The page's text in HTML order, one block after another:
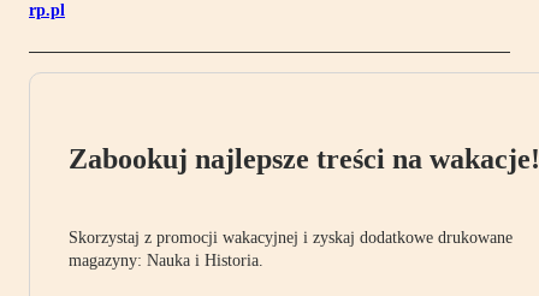
rp.pl
Zabookuj najlepsze treści na wakacje!
Skorzystaj z promocji wakacyjnej i zyskaj dodatkowe drukowane
magazyny: Nauka i Historia.